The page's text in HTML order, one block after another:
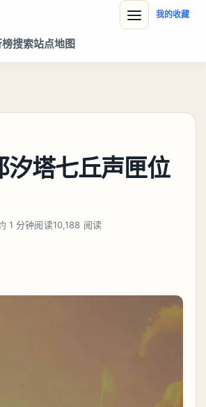
搜索站点地图
我的收藏
汐塔七丘声匣位
1 分钟阅读10,188 阅读